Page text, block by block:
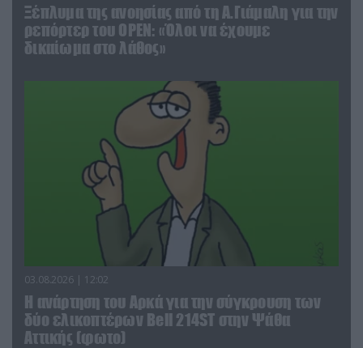
Ξέπλυμα της ανοησίας από τη Α.Γιάμαλη για την
ρεπόρτερ του ΟΡΕΝ: «Όλοι να έχουμε
δικαίωμα στο λάθος»
03.08.2026 | 12:02
Η ανάρτηση του Αρκά για την σύγκρουση των
δύο ελικοπτέρων Bell 214ST στην Ψάθα
Αττικής (φωτο)